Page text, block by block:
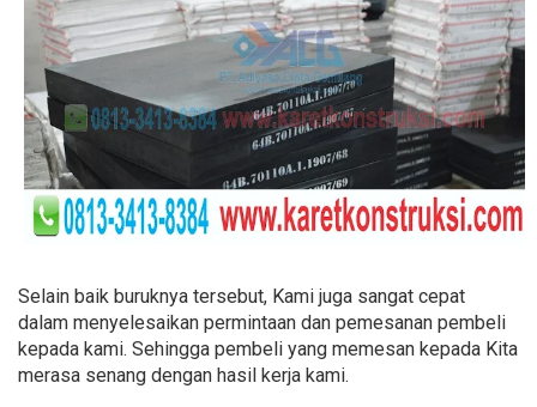
Selain baik buruknya tersebut, Kami juga sangat cepat
dalam menyelesaikan permintaan dan pemesanan pembeli
kepada kami. Sehingga pembeli yang memesan kepada Kita
merasa senang dengan hasil kerja kami.